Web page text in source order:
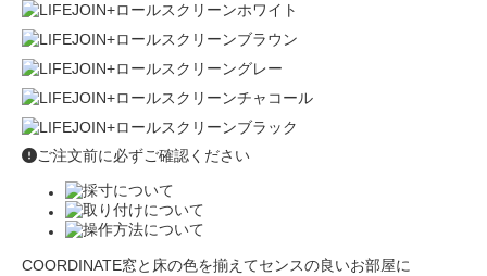
ご注文前に必ずご確認ください
COORDINATE窓と床の色を揃えてセンスの良いお部屋に